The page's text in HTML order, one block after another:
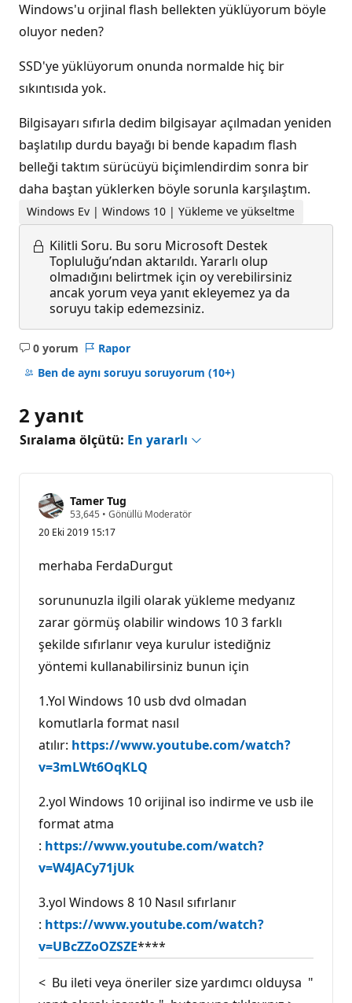
Windows'u orjinal flash bellekten yüklüyorum böyle
oluyor neden?
SSD'ye yüklüyorum onunda normalde hiç bir
sıkıntısıda yok.
Bilgisayarı sıfırla dedim bilgisayar açılmadan yeniden
başlatılıp durdu bayağı bi bende kapadım flash
belleği taktım sürücüyü biçimlendirdim sonra bir
daha baştan yüklerken böyle sorunla karşılaştım.
Windows Ev | Windows 10 | Yükleme ve yükseltme
Kilitli Soru. Bu soru Microsoft Destek
Topluluğu’ndan aktarıldı. Yararlı olup
olmadığını belirtmek için oy verebilirsiniz
ancak yorum veya yanıt ekleyemez ya da
soruyu takip edemezsiniz.
0 yorum
Açıklama
yok
Rapor
Ben de aynı soruyu soruyorum (10+)
2 yanıt
Sıralama ölçütü: En yararlı
Tamer Tug
53,645 S
y
ı
n
ı
k
p
u
a
ı
• Gönüllü Moderatör
20 Eki 2019 15:17
merhaba FerdaDurgut
sorununuzla ilgili olarak yükleme medyanız
zarar görmüş olabilir windows 10 3 farklı
şekilde sıfırlanır veya kurulur istediğniz
yöntemi kullanabilirsiniz bunun için
1.Yol Windows 10 usb dvd olmadan
komutlarla format nasıl
atılır: https://www.youtube.com/watch?
v=3mLWt6OqKLQ
2.yol Windows 10 orijinal iso indirme ve usb ile
format atma
: https://www.youtube.com/watch?
v=W4JACy71jUk
3.yol Windows 8 10 Nasıl sıfırlanır
: https://www.youtube.com/watch?
v=UBcZZoOZSZE****
< Bu ileti veya öneriler size yardımcı olduysa "